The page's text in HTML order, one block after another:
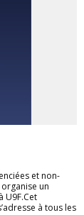
et non-
un
U9F.Cet
à tous les